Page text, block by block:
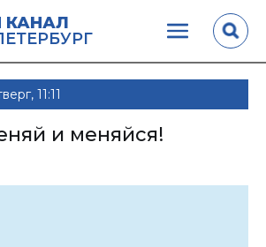
КАНАЛ
11:11
и меняйся!